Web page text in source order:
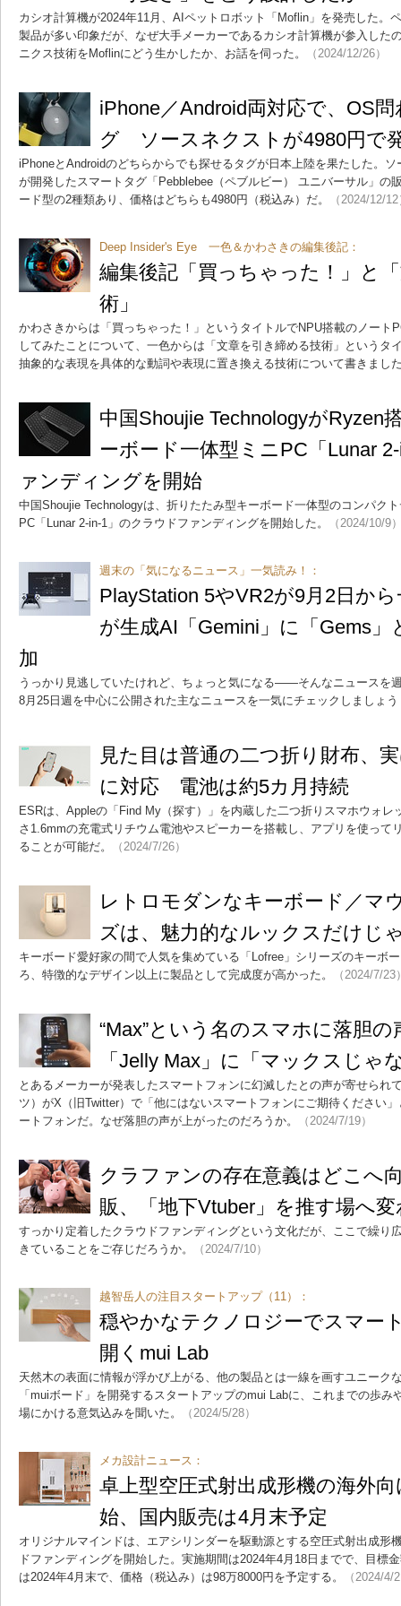
カシオ計算機が2024年11月、AIペットロボット「Moflin」を発売した。
製品が多い印象だが、なぜ大手メーカーであるカシオ計算機が参入した
ニクス技術をMoflinにどう生かしたか、お話を伺った。
（2024/12/26）
iPhone／Android両対応で、OS
グ ソースネクストが4980円で
iPhoneとAndroidのどちらからでも探せるタグが日本上陸を果たした。
が開発したスマートタグ「Pebblebee（ペブルビー） ユニバーサル」の
ード型の2種類あり、価格はどちらも4980円（税込み）だ。
（2024/12/
Deep Insider's Eye 一色＆かわさきの編集後記：
編集後記「買っちゃった！」と
術」
かわさきからは「買っちゃった！」というタイトルでNPU搭載のノート
してみたことについて、一色からは「文章を引き締める技術」というタ
抽象的な表現を具体的な動詞や表現に置き換える技術について書きまし
中国Shoujie TechnologyがRyzen
ーボード一体型ミニPC「Lunar
ァンディングを開始
中国Shoujie Technologyは、折りたたみ型キーボード一体型のコンパク
PC「Lunar 2-in-1」のクラウドファンディングを開始した。
（2024/10/9
週末の「気になるニュース」一気読み！：
PlayStation 5やVR2が9月2日か
が生成AI「Gemini」に「Gems」
加
うっかり見逃していたけれど、ちょっと気になる――そんなニュースを
8月25日週を中心に公開された主なニュースを一気にチェックしましょう
見た目は普通の二つ折り財布、
に対応 電池は約5カ月持続
ESRは、Appleの「Find My（探す）」を内蔵した二つ折りスマホウォ
さ1.6mmの充電式リチウム電池やスピーカーを搭載し、アプリを使って
ることが可能だ。
（2024/7/26）
レトロモダンなキーボード／マ
ズは、魅力的なルックスだけじ
キーボード愛好家の間で人気を集めている「Lofree」シリーズのキーボ
ろ、特徴的なデザイン以上に製品として完成度が高かった。
（2024/7/23
“Max”という名のスマホに落胆
「Jelly Max」に「マックスじゃ
とあるメーカーが発表したスマートフォンに幻滅したとの声が寄せられ
ツ）がX（旧Twitter）で「他にはないスマートフォンにご期待ください
ートフォンだ。なぜ落胆の声が上がったのだろうか。
（2024/7/19）
クラファンの存在意義はどこへ
販、「地下Vtuber」を推す場へ
すっかり定着したクラウドファンディングという文化だが、ここで繰り
きていることをご存じだろうか。
（2024/7/10）
越智岳人の注目スタートアップ（11）：
穏やかなテクノロジーでスマー
開くmui Lab
天然木の表面に情報が浮かび上がる、他の製品とは一線を画すユニーク
「muiボード」を開発するスタートアップのmui Labに、これまでの歩
場にかける意気込みを聞いた。
（2024/5/28）
メカ設計ニュース：
卓上型空圧式射出成形機の海外
始、国内販売は4月末予定
オリジナルマインドは、エアシリンダーを駆動源とする空圧式射出成形
ドファンディングを開始した。実施期間は2024年4月18日までで、目標
は2024年4月末で、価格（税込み）は98万8000円を予定する。
（2024/4/